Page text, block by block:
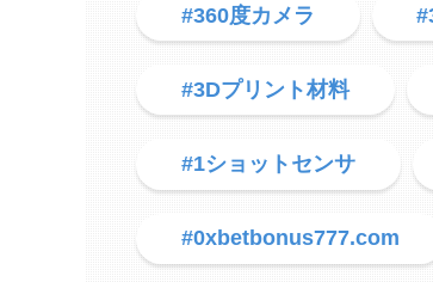
#360度カメラ
#3Dプリント材料
#1ショットセンサ
#0xbetbonus777.com